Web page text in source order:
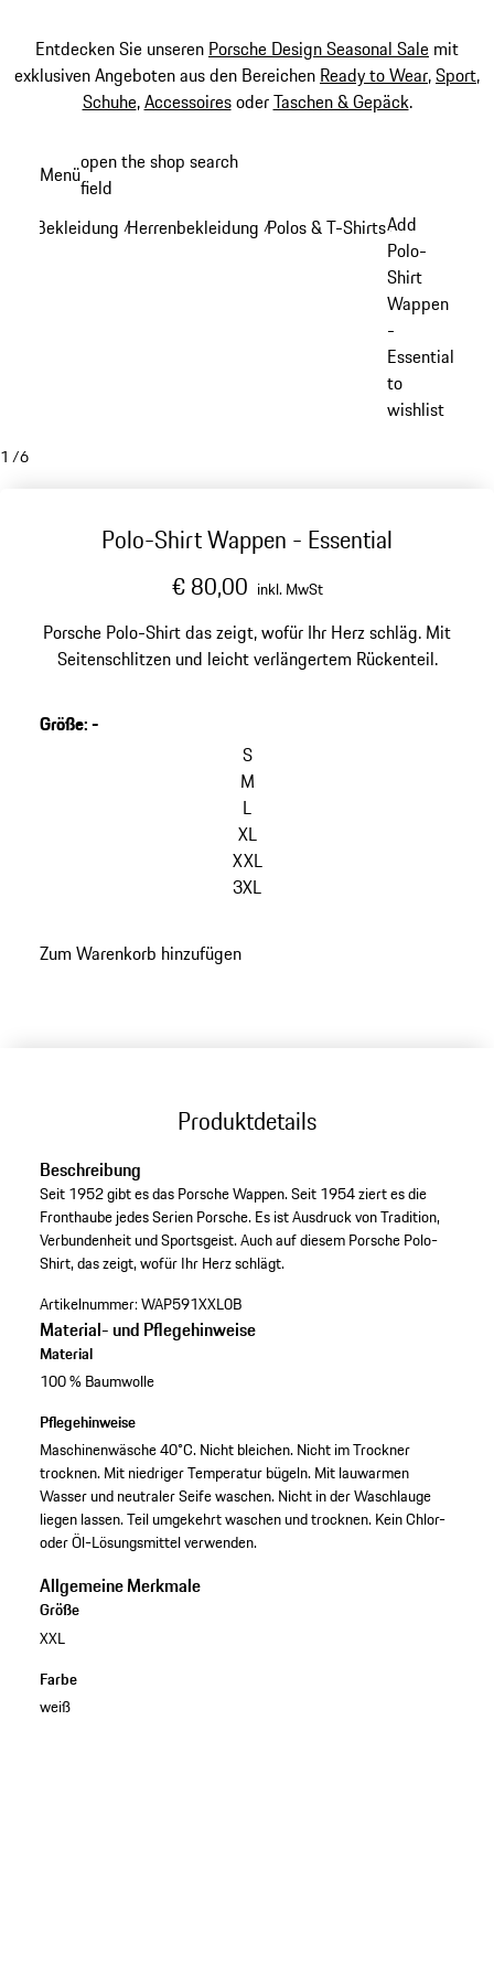
Entdecken Sie unseren Porsche Design Seasonal Sale mit
exklusiven Angeboten aus den Bereichen Ready to Wear,Sport,
Schuhe,AccessoiresoderTaschen & Gepäck.
Hauptinhalt
Menüopen the shop search
field
Bekleidung /Herrenbekleidung /Polos & T-Shirts/
Add
Polo-
Shirt
Wappen
-
Essential
to
wishlist
1 /6
Polo-Shirt Wappen - Essential
€ 80,00 inkl. MwSt
Porsche Polo-Shirt das zeigt, wofür Ihr Herz schläg. Mit
Seitenschlitzen und leicht verlängertem Rückenteil.
Größe:-
S
M
L
XL
XXL
3XL
Zum Warenkorb hinzufügen
Produktdetails
Beschreibung
Seit 1952 gibt es das Porsche Wappen. Seit 1954 ziert es die
Fronthaube jedes Serien Porsche. Es ist Ausdruck von Tradition,
Verbundenheit und Sportsgeist. Auch auf diesem Porsche Polo-
Shirt, das zeigt, wofür Ihr Herz schlägt.
Artikelnummer:WAP591XXL0B
Material- und Pflegehinweise
Material
100 % Baumwolle
Pflegehinweise
Maschinenwäsche 40°C. Nicht bleichen. Nicht im Trockner
trocknen. Mit niedriger Temperatur bügeln. Mit lauwarmen
Wasser und neutraler Seife waschen. Nicht in der Waschlauge
liegen lassen. Teil umgekehrt waschen und trocknen. Kein Chlor-
oder Öl-Lösungsmittel verwenden.
Allgemeine Merkmale
Größe
XXL
Farbe
weiß